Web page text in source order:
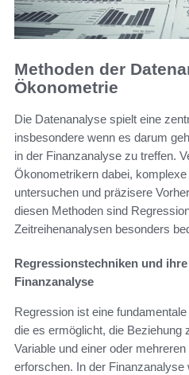
Methoden der
Ökonometrie
Die Datenanalyse spielt eine
insbesondere wenn es darum
in der Finanzanalyse zu treffen.
Ökonometrikern dabei,
untersuchen und präzisere
diesen Methoden sind
Zeitreihenanalysen besonders
Regressionstechniken und
Finanzanalyse
Regression ist eine
die es ermöglicht, die Beziehung
Variable und einer oder
erforschen. In der Finanzanalyse